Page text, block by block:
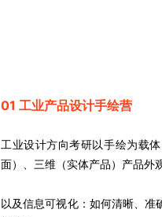
01 工业产品设计手绘营
工业设计方向考研以手绘为载
面）、三维（实体产品）产品外
以及信息可视化：如何清晰、准